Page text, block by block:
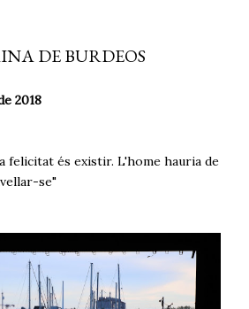
DE BURDEOS
2018
felicitat és existir. L'home hauria de
se"